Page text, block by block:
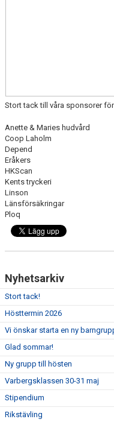
Stort tack till våra sponsorer
Anette & Maries hudvård
Coop Laholm
Depend
Eråkers
HKScan
Kents tryckeri
Linson
Länsförsäkringar
Ploq
Nyhetsarkiv
Stort tack!
Hösttermin 2026
Vi önskar starta en ny
Glad sommar!
Ny grupp till hösten
Varbergsklassen 30-31 maj
Stipendium
Rikstävling